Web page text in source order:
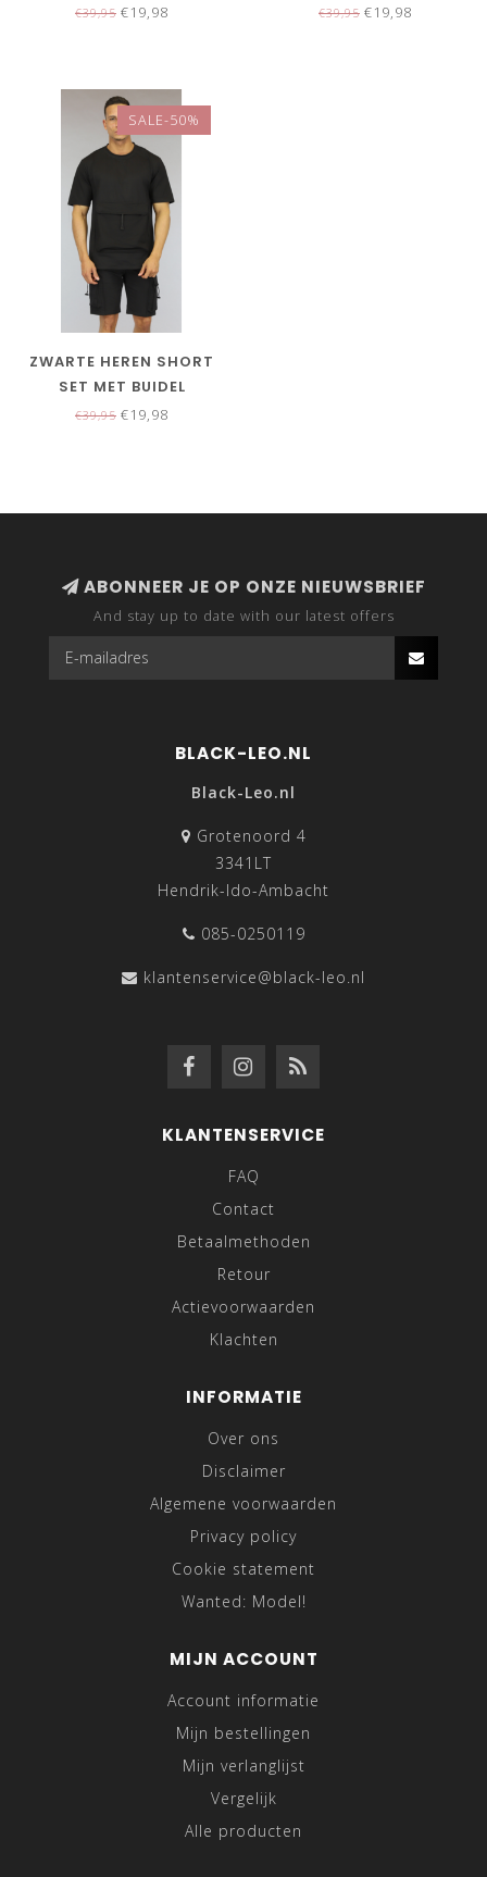
€39,95 €19,98 €39,95 €19,98
SALE-50%
ZWARTE HEREN SHORT
SET MET BUIDEL
€39,95 €19,98
ABONNEER JE OP ONZE NIEUWSBRIEF
And stay up to date with our latest offers
BLACK-LEO.NL
Black-Leo.nl
Grotenoord 4
3341LT
Hendrik-Ido-Ambacht
085-0250119
klantenservice@black-leo.nl
KLANTENSERVICE
FAQ
Contact
Betaalmethoden
Retour
Actievoorwaarden
Klachten
INFORMATIE
Over ons
Disclaimer
Algemene voorwaarden
Privacy policy
Cookie statement
Wanted: Model!
MIJN ACCOUNT
Account informatie
Mijn bestellingen
Mijn verlanglijst
Vergelijk
Alle producten